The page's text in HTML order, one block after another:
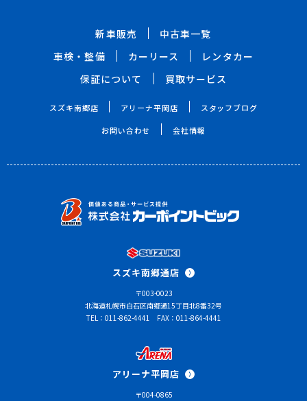
新車販売
中古車一覧
車検・整備
カーリース
レンタカー
保証について
買取サービス
スズキ南郷店 アリーナ平岡店 スタッフブログ
お問い合わせ 会社情報
スズキ南郷通店
〒003-0023
北海道札幌市白石区南郷通15丁目北8番32号
TEL：011-862-4441 FAX：011-864-4441
アリーナ平岡店
〒004-0865